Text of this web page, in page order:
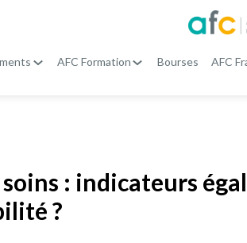
AFC Formation Bourses AFC
: indicateurs
?